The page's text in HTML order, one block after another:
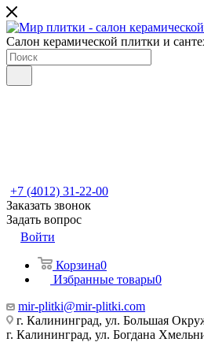
Салон керамической плитки и
+7 (4012) 31-22-00
Заказать звонок
Задать вопрос
Войти
Корзина0
Избранные товары0
mir-plitki@mir-plitki.com
г. Калининград, ул. Большая
г. Калининград, ул. Богдана